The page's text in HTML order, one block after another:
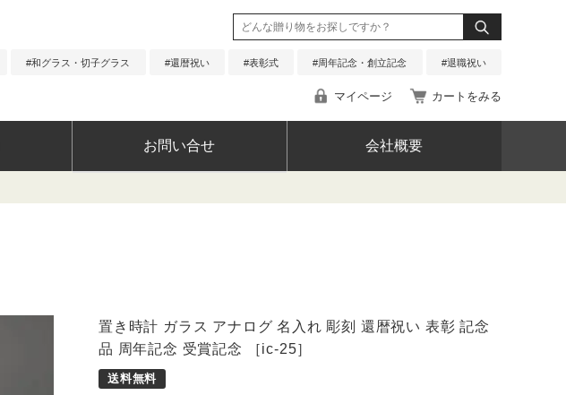
和グラス・切子グラス 還暦祝い 表彰式 周年記念・創立記念 退職祝い
マイページ カートをみる
お問い合せ 会社概要
置き時計 ガラス アナログ 名入れ 彫刻 還暦祝い 表彰 記念
品 周年記念 受賞記念 ［ic-25］